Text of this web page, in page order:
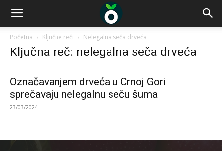
Početna Ključne reči Nelegalna seča drveća
Ključna reč: nelegalna seča drveća
Označavanjem drveća u Crnoj Gori
sprečavaju nelegalnu seču šuma
23/03/2024